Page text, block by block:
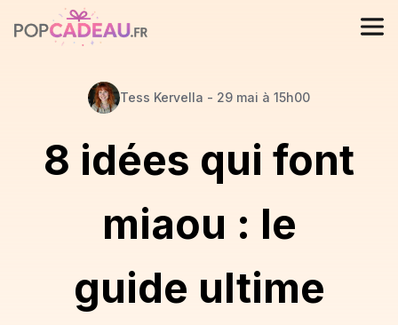
Tess Kervella - 29 mai à 15h00
8 idées qui font
miaou : le
guide ultime